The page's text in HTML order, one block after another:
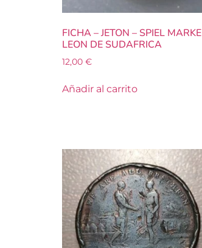
FICHA – JETON – SPIEL MARKE
LEON DE SUDAFRICA
12,00 €
Añadir al carrito